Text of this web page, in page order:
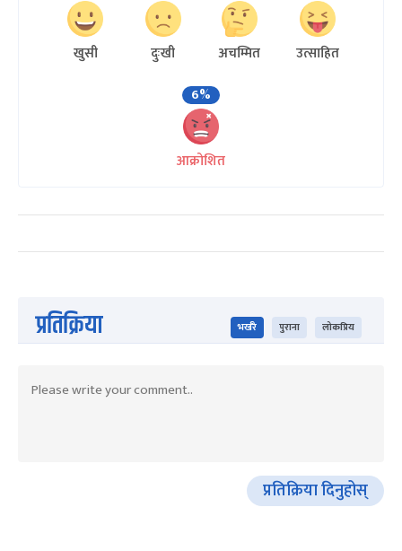
खुसी दुःखी अचम्मित
उत्साहित
6%
आक्रोशित
प्रतिक्रिया भर्खरै पुराना लोकप्रिय
प्रतिक्रिया दिनुहोस्